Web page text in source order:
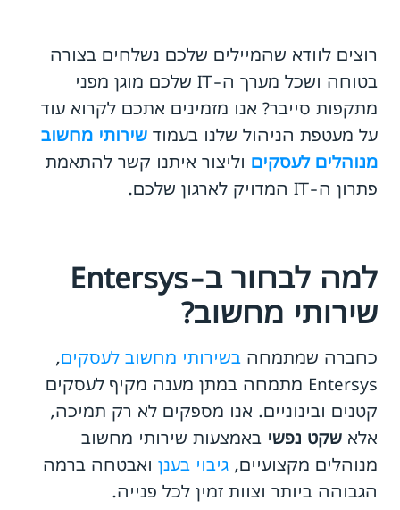
רוצים לוודא שהמיילים שלכם נשלחים בצורה
בטוחה ושכל מערך ה-IT שלכם מוגן מפני
מתקפות סייבר? אנו מזמינים אתכם לקרוא עוד
על מעטפת הניהול שלנו בעמוד שירותי מחשוב
מנוהלים לעסקים וליצור איתנו קשר להתאמת
פתרון ה-IT המדויק לארגון שלכם.
למה לבחור ב-Entersys
שירותי מחשוב?
כחברה שמתמחה בשירותי מחשוב לעסקים,
Entersys מתמחה במתן מענה מקיף לעסקים
קטנים ובינוניים. אנו מספקים לא רק תמיכה,
אלא שקט נפשי באמצעות שירותי מחשוב
מנוהלים מקצועיים, גיבוי בענן ואבטחה ברמה
הגבוהה ביותר וצוות זמין לכל פנייה.